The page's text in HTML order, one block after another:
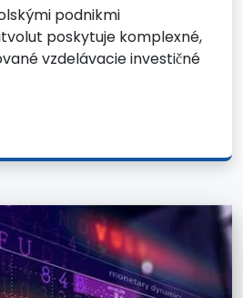
podnikmi
poskytuje komplexné,
vzdelávacie investičné